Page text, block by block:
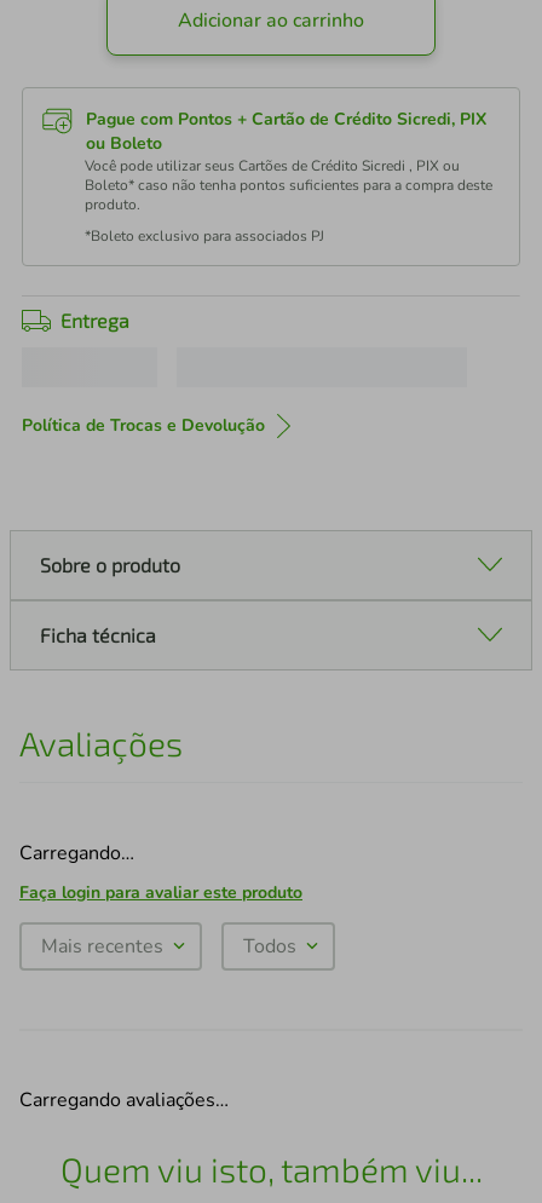
Adicionar ao carrinho
Pague com Pontos + Cartão de Crédito Sicredi, PIX
ou Boleto
Você pode utilizar seus Cartões de Crédito Sicredi , PIX ou
Boleto* caso não tenha pontos suficientes para a compra deste
produto.
*Boleto exclusivo para associados PJ
Entrega
Política de Trocas e Devolução
Sobre o produto
Ficha técnica
Avaliações
Carregando…
Faça login para avaliar este produto
Mais recentes Todos
Carregando avaliações…
Quem viu isto, também viu...